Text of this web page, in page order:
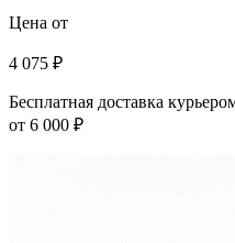
Цена от
4 075 ₽
Бесплатная доставка
от 6 000 ₽